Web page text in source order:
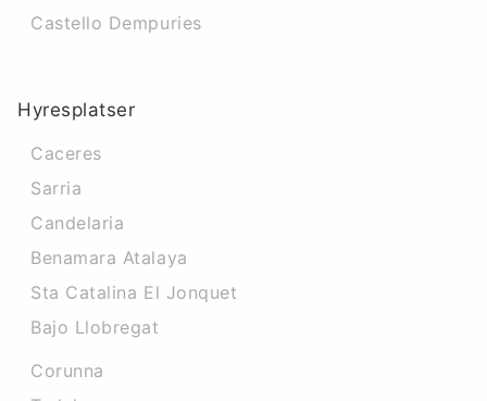
Castello Dempuries
Hyresplatser
Caceres‎
Sarria
Candelaria
Benamara Atalaya
Sta Catalina El Jonquet
Bajo Llobregat
Corunna